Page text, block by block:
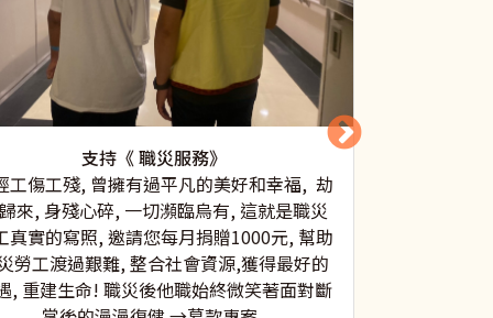
支持《 職災服務》
工傷工殘, 曾擁有過平凡的美好和幸福, 劫
來, 身殘心碎, 一切瀕臨烏有, 這就是職災
真實的寫照, 邀請您每月捐贈1000元, 幫助
勞工渡過艱難, 整合社會資源,獲得最好的
, 重建生命! 職災後他職始終微笑著面對斷